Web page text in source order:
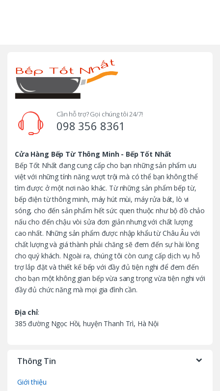
Cần hỗ trợ? Gọi chúng tôi 24/7!
098 356 8361
Cửa Hàng Bếp Từ Thông Minh - Bếp Tốt Nhất
Bếp Tốt Nhất đang cung cấp cho bạn những sản phẩm ưu
việt với những tính năng vượt trội mà có thể bạn không thể
tìm được ở một nơi nào khác. Từ những sản phẩm bếp từ,
bếp điện từ thông minh, máy hút mùi, máy rửa bát, lò vi
sóng, cho đến sản phẩm hết sức quen thuộc như bộ đồ chảo
nấu cho đến chậu vòi sửa đơn giản nhưng với chất lượng
cao nhất. Những sản phẩm được nhập khẩu từ Châu Âu với
chất lượng và giá thành phải chăng sẽ đem đến sự hài lòng
cho quý khách. Ngoài ra, chúng tôi còn cung cấp dịch vụ hỗ
trợ lắp đặt và thiết kế bếp với đầy đủ tiện nghi để đem đến
cho bạn một không gian bếp vừa sang trọng vừa tiện nghi với
đầy đủ chức năng mà mọi gia đình cần.
Địa chỉ:
385 đường Ngọc Hồi, huyện Thanh Trì, Hà Nội
Thông Tin
Giới thiệu